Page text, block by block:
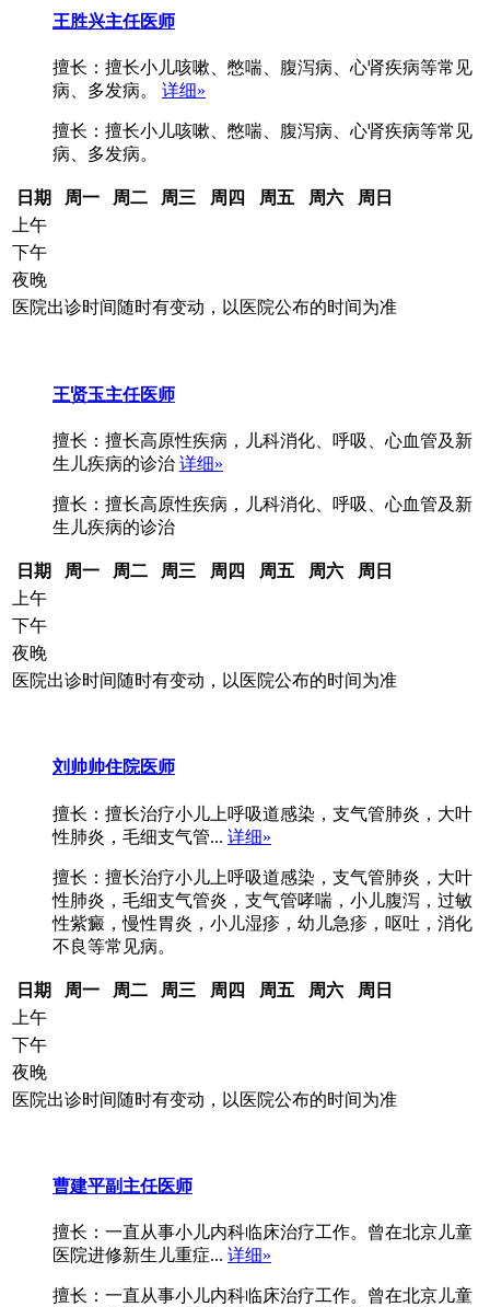
王胜兴主任医师
擅长：擅长小儿咳嗽、憋喘、腹泻病、心肾疾病等常见
病、多发病。 详细»
擅长：擅长小儿咳嗽、憋喘、腹泻病、心肾疾病等常见
病、多发病。
日期 周一 周二 周三 周四 周五 周六
周日
上午
下午
夜晚
医院出诊时间随时有变动，以医院公布的时间为准
王贤玉主任医师
擅长：擅长高原性疾病，儿科消化、呼吸、心血管及新
生儿疾病的诊治 详细»
擅长：擅长高原性疾病，儿科消化、呼吸、心血管及新
生儿疾病的诊治
日期 周一 周二 周三 周四 周五 周六
周日
上午
下午
夜晚
医院出诊时间随时有变动，以医院公布的时间为准
刘帅帅住院医师
擅长：擅长治疗小儿上呼吸道感染，支气管肺炎，大叶
性肺炎，毛细支气管... 详细»
擅长：擅长治疗小儿上呼吸道感染，支气管肺炎，大叶
性肺炎，毛细支气管炎，支气管哮喘，小儿腹泻，过敏
性紫癜，慢性胃炎，小儿湿疹，幼儿急疹，呕吐，消化
不良等常见病。
日期 周一 周二 周三 周四 周五 周六
周日
上午
下午
夜晚
医院出诊时间随时有变动，以医院公布的时间为准
曹建平副主任医师
擅长：一直从事小儿内科临床治疗工作。曾在北京儿童
医院进修新生儿重症... 详细»
擅长：一直从事小儿内科临床治疗工作。曾在北京儿童